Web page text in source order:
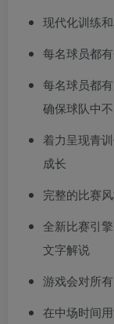
现代化训练
每名球员都
每名球员都
确保球队中
着力呈现青
成长
完整的比赛
全新比赛引
文字解说
游戏会对所
在中场时间